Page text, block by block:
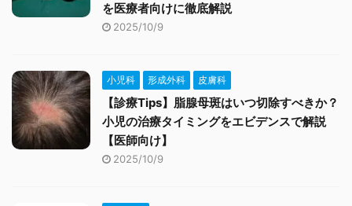
を医療者向けに徹底解説
2025/10/9
小児科 形成外科 皮膚科
【診療Tips】脂腺母斑はいつ切除すべきか？
小児の治療タイミングをエビデンスで解説
【医師向け】
2025/10/9